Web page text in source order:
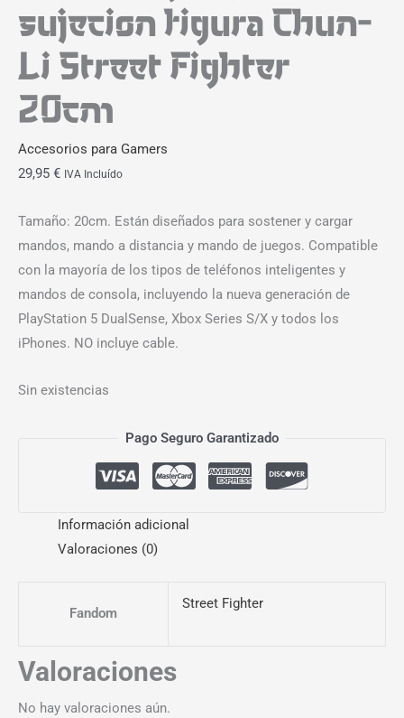
sujecion figura Chun-
Li Street Fighter
20cm
Accesorios para Gamers
29,95 € IVA Incluído
Tamaño: 20cm. Están diseñados para sostener y cargar
mandos, mando a distancia y mando de juegos. Compatible
con la mayoría de los tipos de teléfonos inteligentes y
mandos de consola, incluyendo la nueva generación de
PlayStation 5 DualSense, Xbox Series S/X y todos los
iPhones. NO incluye cable.
Sin existencias
Pago Seguro Garantizado
Información adicional
Valoraciones (0)
Fandom
Street Fighter
Valoraciones
No hay valoraciones aún.